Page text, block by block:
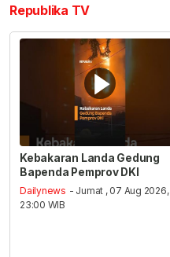
Republika TV
Kebakaran Landa Gedung
Bapenda Pemprov DKI
Dailynews - Jumat , 07 Aug 2026,
23:00 WIB